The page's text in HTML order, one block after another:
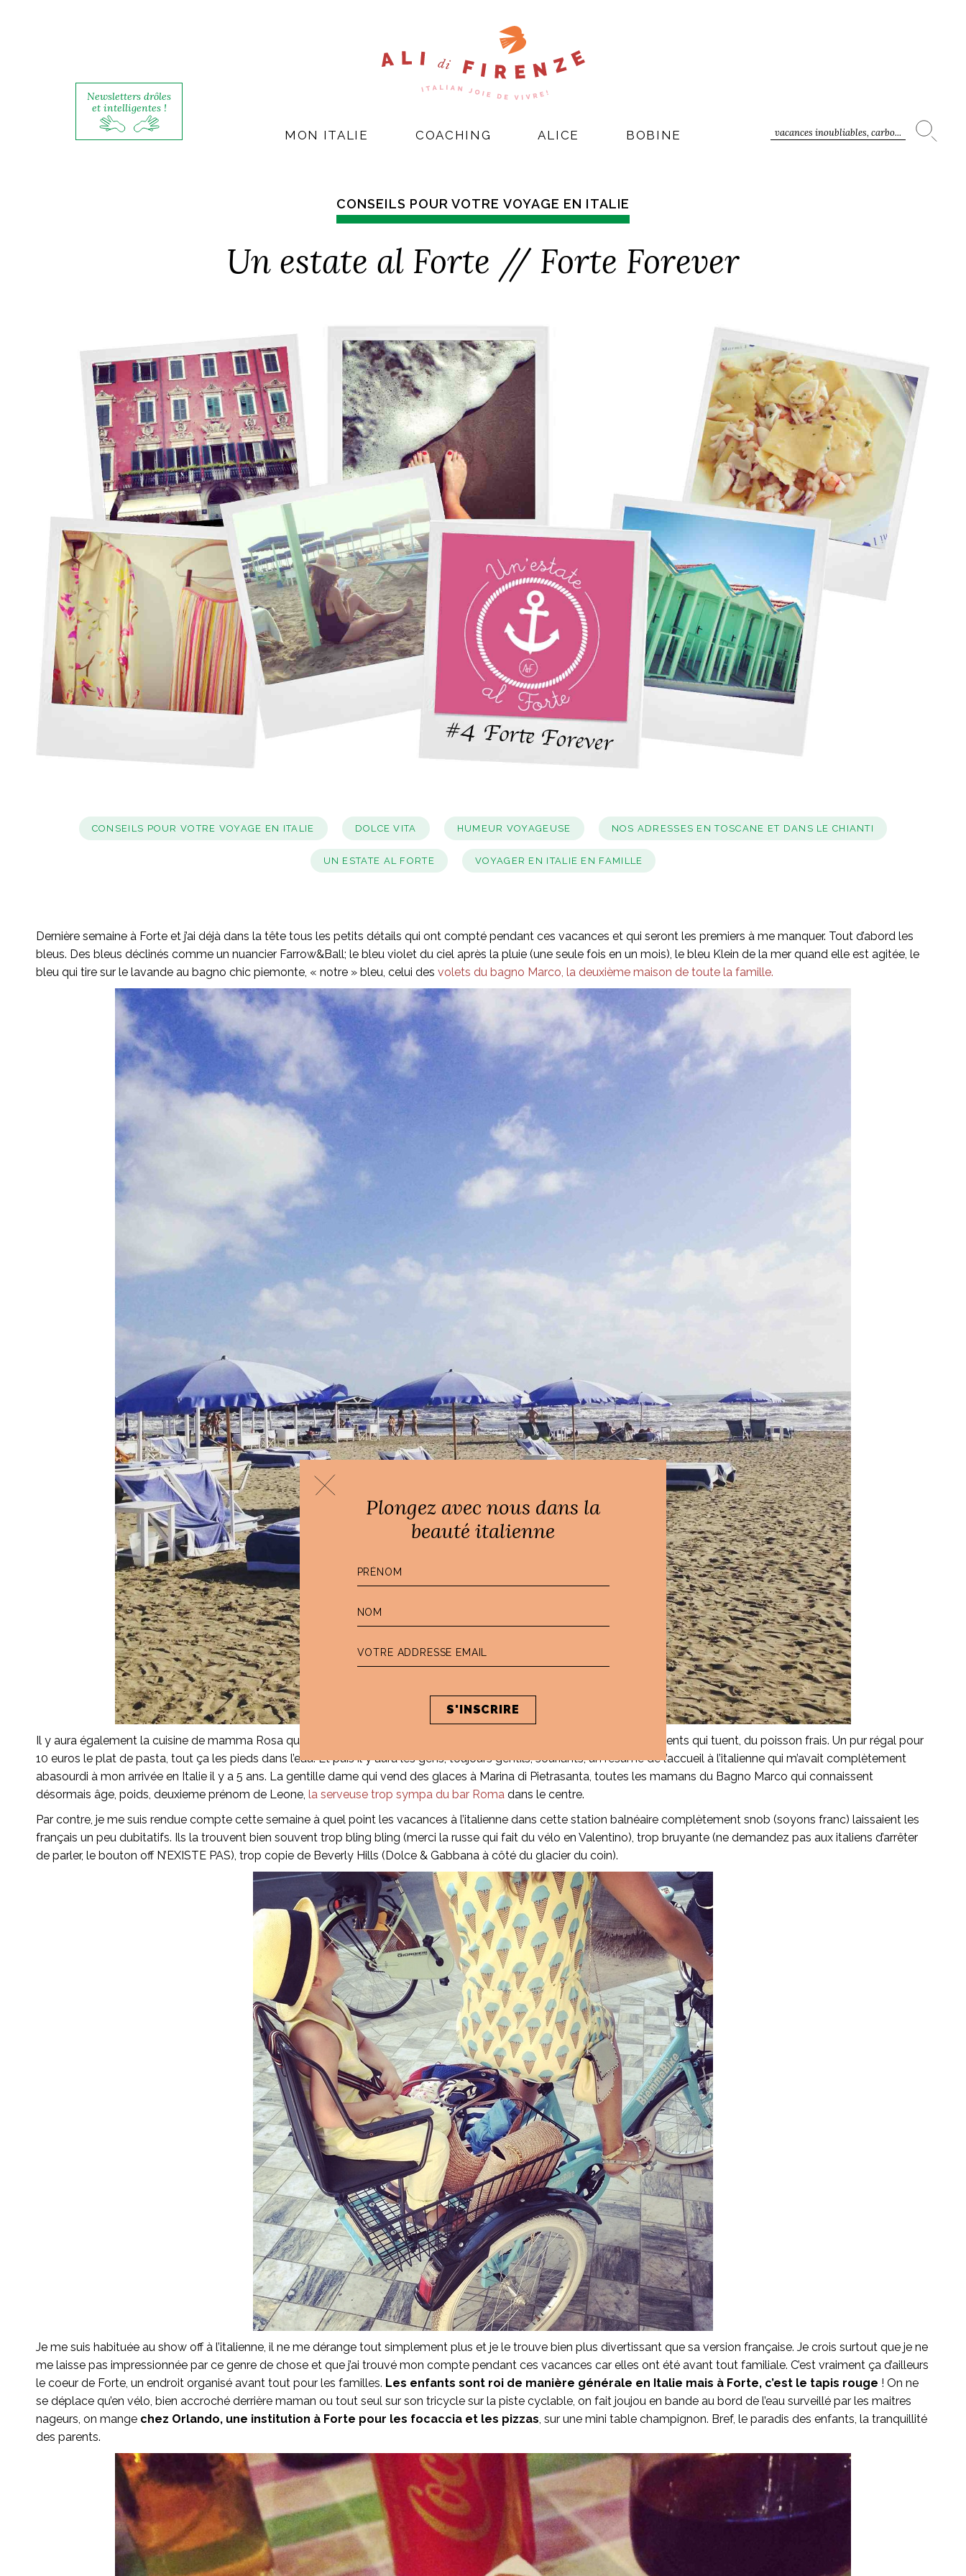
Newsletters drôles
et intelligentes !
vacances inoubliables, carbo...
MON ITALIE COACHING ALICE BOBINE
CONSEILS POUR VOTRE VOYAGE EN ITALIE
Un estate al Forte // Forte Forever
CONSEILS POUR VOTRE VOYAGE EN ITALIE DOLCE VITA HUMEUR VOYAGEUSE NOS ADRESSES EN TOSCANE ET DANS LE CHIANTI
UN ESTATE AL FORTE VOYAGER EN ITALIE EN FAMILLE
Dernière semaine à Forte et j’ai déjà dans la tête tous les petits détails qui ont compté pendant ces vacances et qui seront les premiers à me manquer. Tout d’abord les
bleus. Des bleus déclinés comme un nuancier Farrow&Ball; le bleu violet du ciel après la pluie (une seule fois en un mois), le bleu Klein de la mer quand elle est agitée, le
bleu qui tire sur le lavande au bagno chic piemonte, « notre » bleu, celui des volets du bagno Marco, la deuxième maison de toute la famille.
Il y aura également la cuisine de mamma Rosa qui nous a alimenté pendant un mois. Que des plats simples, des ingrédients qui tuent, du poisson frais. Un pur régal pour
10 euros le plat de pasta, tout ça les pieds dans l’eau. Et puis il y aura les gens, toujours gentils, souriants, un résumé de l’accueil à l’italienne qui m’avait complètement
abasourdi à mon arrivée en Italie il y a 5 ans. La gentille dame qui vend des glaces à Marina di Pietrasanta, toutes les mamans du Bagno Marco qui connaissent
désormais âge, poids, deuxieme prénom de Leone, la serveuse trop sympa du bar Roma dans le centre.
Par contre, je me suis rendue compte cette semaine à quel point les vacances à l’italienne dans cette station balnéaire complètement snob (soyons franc) laissaient les
français un peu dubitatifs. Ils la trouvent bien souvent trop bling bling (merci la russe qui fait du vélo en Valentino), trop bruyante (ne demandez pas aux italiens d’arrêter
de parler, le bouton off N’EXISTE PAS), trop copie de Beverly Hills (Dolce & Gabbana à côté du glacier du coin).
Je me suis habituée au show off à l’italienne, il ne me dérange tout simplement plus et je le trouve bien plus divertissant que sa version française. Je crois surtout que je ne
me laisse pas impressionnée par ce genre de chose et que j’ai trouvé mon compte pendant ces vacances car elles ont été avant tout familiale. C’est vraiment ça d’ailleurs
le coeur de Forte, un endroit organisé avant tout pour les familles. Les enfants sont roi de manière générale en Italie mais à Forte, c’est le tapis rouge ! On ne
se déplace qu’en vélo, bien accroché derrière maman ou tout seul sur son tricycle sur la piste cyclable, on fait joujou en bande au bord de l’eau surveillé par les maitres
nageurs, on mange chez Orlando, une institution à Forte pour les focaccia et les pizzas, sur une mini table champignon. Bref, le paradis des enfants, la tranquillité
des parents.
Plongez avec nous dans la
beauté italienne